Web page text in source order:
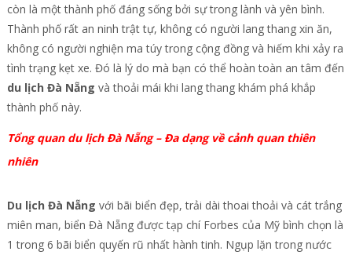
còn là một thành phố đáng sống bởi sự trong lành và yên bình.
Thành phố rất an ninh trật tự, không có người lang thang xin ăn,
không có người nghiện ma túy trong cộng đồng và hiếm khi xảy ra
tình trạng kẹt xe. Đó là lý do mà bạn có thể hoàn toàn an tâm đến
du lịch Đà Nẵng và thoải mái khi lang thang khám phá khắp
thành phố này.
Tổng quan du lịch Đà Nẵng – Đa dạng về cảnh quan thiên
nhiên
Du lịch Đà Nẵng với bãi biển đẹp, trải dài thoai thoải và cát trắng
miên man, biển Đà Nẵng được tạp chí Forbes của Mỹ bình chọn là
1 trong 6 bãi biển quyến rũ nhất hành tinh. Ngụp lặn trong nước